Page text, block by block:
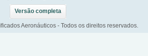
Versão completa
Aeronáuticos - Todos os direitos reservados.